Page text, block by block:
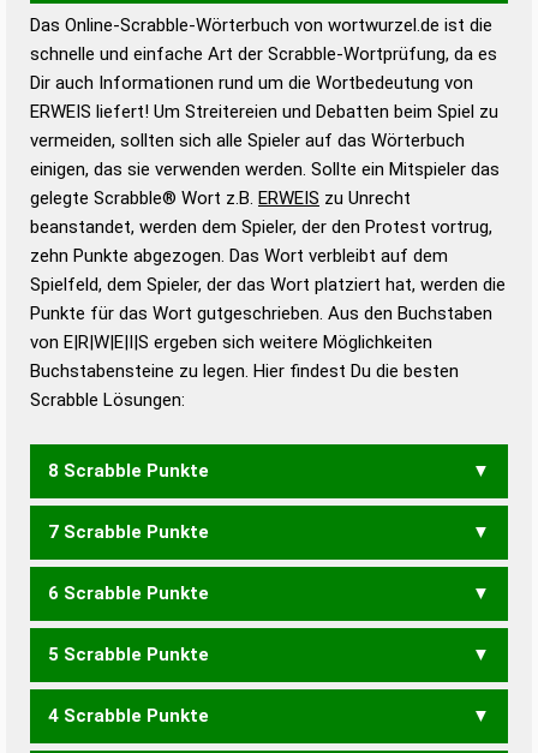
Wortwurzel liefert mit Hilfe eines semantischen
Wortanalyse-Algorithmus gute Anhaltspunkte zu
Wortbedeutung, Worttrennung und Wortform, um die
Gültigkeit eines Wortes für das Scrabble-Spiel zu
bestimmen!
zugelassene Turnier Scrabble-
Wörterbücher sind:
Duden – Standardwerk in 12 Bänden
Duden – Richtiges und gutes
Deutsch
Duden – Die deutsche Grammatik
Duden – Deutsches
Das Online-Scrabble-Wörterbuch von wortwurzel.de ist die
schnelle und einfache Art der Scrabble-Wortprüfung, da es
Dir auch Informationen rund um die Wortbedeutung von
ERWEIS liefert! Um Streitereien und Debatten beim Spiel zu
vermeiden, sollten sich alle Spieler auf das Wörterbuch
einigen, das sie verwenden werden. Sollte ein Mitspieler das
gelegte Scrabble® Wort z.B. ERWEIS zu Unrecht
beanstandet, werden dem Spieler, der den Protest vortrug,
zehn Punkte abgezogen. Das Wort verbleibt auf dem
Spielfeld, dem Spieler, der das Wort platziert hat, werden die
Punkte für das Wort gutgeschrieben. Aus den Buchstaben
von E|R|W|E|I|S ergeben sich weitere Möglichkeiten
Buchstabensteine zu legen. Hier findest Du die besten
Scrabble Lösungen:
8 Scrabble Punkte
ERWIES WEISER WESIRE
7 Scrabble Punkte
EWERS WEISE WESER
6 Scrabble Punkte
EWER WIES
5 Scrabble Punkte
EWE EWS WER WES
4 Scrabble Punkte